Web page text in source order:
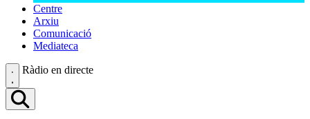
Centre
Arxiu
Comunicació
Mediateca
Ràdio en directe